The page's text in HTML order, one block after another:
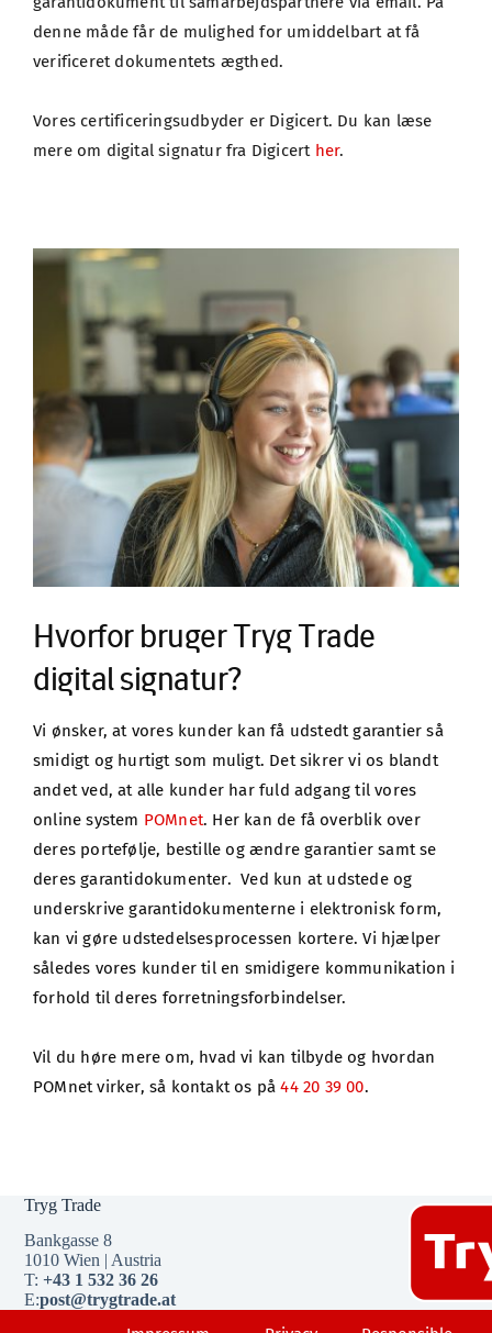
denne måde får de mulighed for umiddelbart at få
verificeret dokumentets ægthed.
Vores certificeringsudbyder er Digicert. Du kan læse
mere om digital signatur fra Digicert her.
Hvorfor bruger Tryg Trade
digital signatur?
Vi ønsker, at vores kunder kan få udstedt garantier så
smidigt og hurtigt som muligt. Det sikrer vi os blandt
andet ved, at alle kunder har fuld adgang til vores
online system POMnet. Her kan de få overblik over
deres portefølje, bestille og ændre garantier samt se
deres garantidokumenter.  Ved kun at udstede og
underskrive garantidokumenterne i elektronisk form,
kan vi gøre udstedelsesprocessen kortere. Vi hjælper
således vores kunder til en smidigere kommunikation i
forhold til deres forretningsforbindelser.
Vil du høre mere om, hvad vi kan tilbyde og hvordan
POMnet virker, så kontakt os på 44 20 39 00.
Tryg Trade
Bankgasse 8
1010 Wien | Austria
T:+43 1 532 36 26
E:post@trygtrade.at